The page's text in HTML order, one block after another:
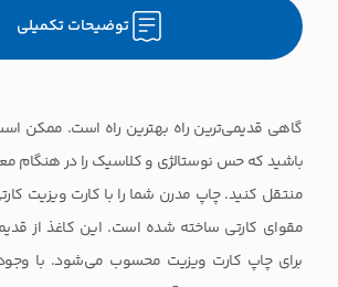
گاهی قدیمی‌ترین راه بهترین راه است. ممکن
باشید که حس نوستالژی و کلاسیک را در هنگام
منتقل کنید. چاپ مدرن شما را با کارت ویزیت
مقوای کارتی ساخته شده است. این کاغذ از
برای چاپ کارت ویزیت محسوب می‌شود. با
توضیحات تکمیلی